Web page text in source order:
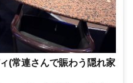
(常連さんで賑わう隠れ家